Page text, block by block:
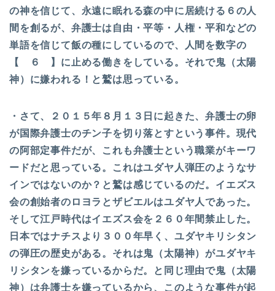
の神を信じて、永遠に眠れる森の中に居続ける６の人
間を創るが、弁護士は自由・平等・人権・平和などの
単語を信じて飯の種にしているので、人間を数字の
【 ６ 】に止める働きをしている。それで鬼（太陽
神）に嫌われる！と鷲は思っている。
・さて、２０１５年８月１３日に起きた、弁護士の卵
が国際弁護士のチン子を切り落とすという事件。現代
の阿部定事件だが、これも弁護士という職業がキーワ
ードだと思っている。これはユダヤ人弾圧のようなサ
インではないのか？と鷲は感じているのだ。イエズス
会の創始者のロヨラとザビエルはユダヤ人であった。
そして江戸時代はイエズス会を２６０年間禁止した。
日本ではナチスより３００年早く、ユダヤキリシタン
の弾圧の歴史がある。それは鬼（太陽神）がユダヤキ
リシタンを嫌っているからだ。と同じ理由で鬼（太陽
神）は弁護士を嫌っているから、このような事件が起